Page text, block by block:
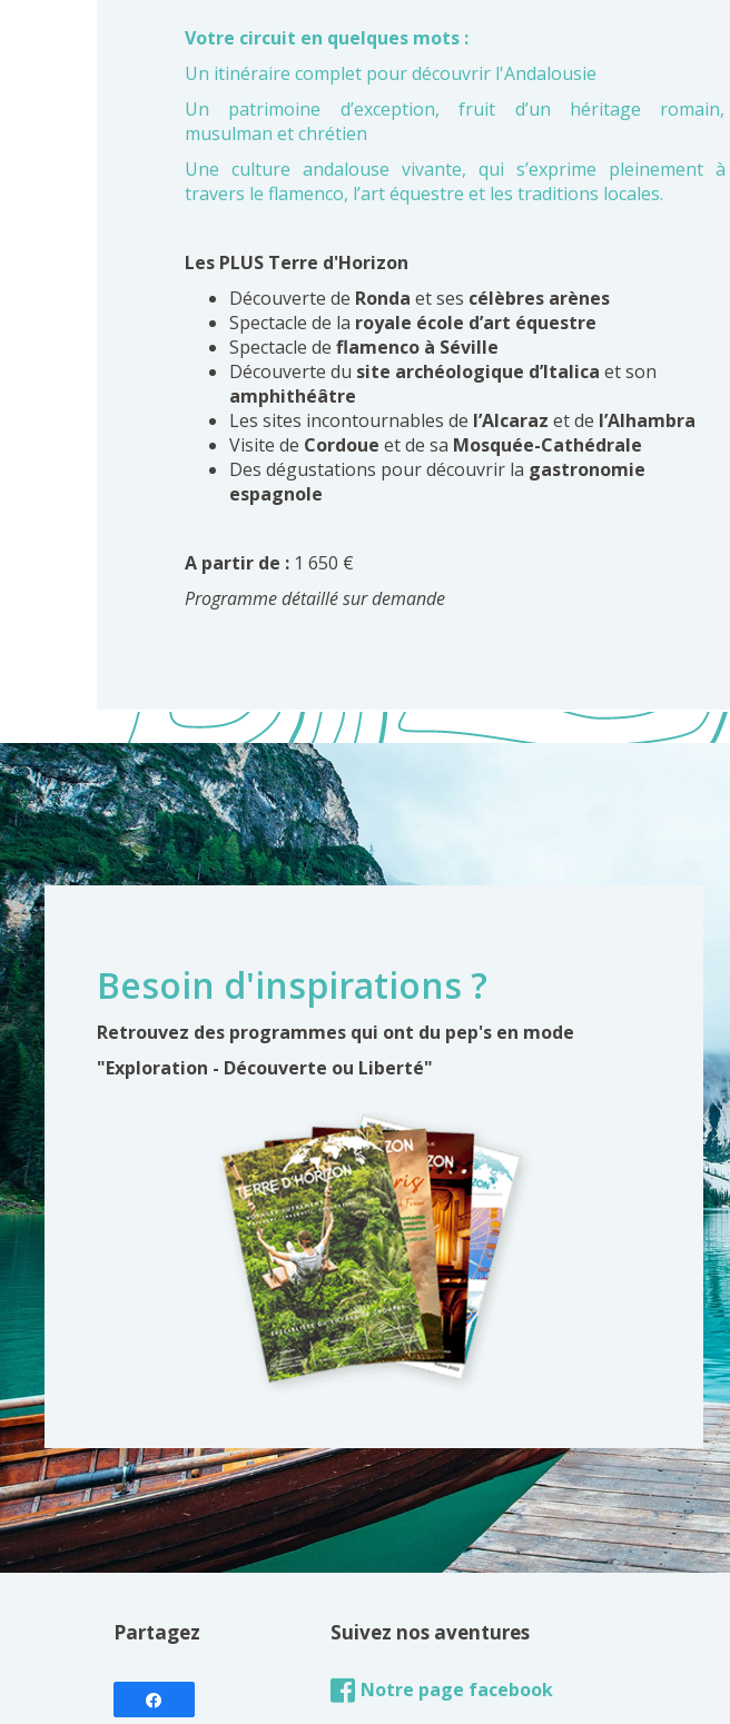
Votre circuit en quelques mots :
Un itinéraire complet pour découvrir l'Andalousie
Un patrimoine d’exception, fruit d’un héritage romain,
musulman et chrétien
Une culture andalouse vivante, qui s’exprime pleinement à
travers le flamenco, l’art équestre et les traditions locales.
Les PLUS Terre d'Horizon
Découverte de Ronda et ses célèbres arènes
Spectacle de la royale école d’art équestre
Spectacle de flamenco à Séville
Découverte du site archéologique d’Italica et son
amphithéâtre
Les sites incontournables de l’Alcaraz et de l’Alhambra
Visite de Cordoue et de sa Mosquée-Cathédrale
Des dégustations pour découvrir la gastronomie
espagnole
A partir de : 1 650 €
Programme détaillé sur demande
Besoin d'inspirations ?
Retrouvez des programmes qui ont du pep's en mode
"Exploration - Découverte ou Liberté"
Partagez Suivez nos aventures
Notre page facebook